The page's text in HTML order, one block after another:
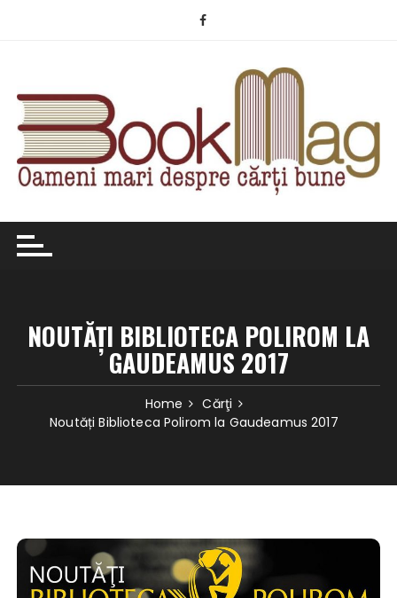
NOUTĂȚI BIBLIOTECA POLIROM LA
GAUDEAMUS 2017
Home
Cărţi
Noutăți Biblioteca Polirom la Gaudeamus 2017